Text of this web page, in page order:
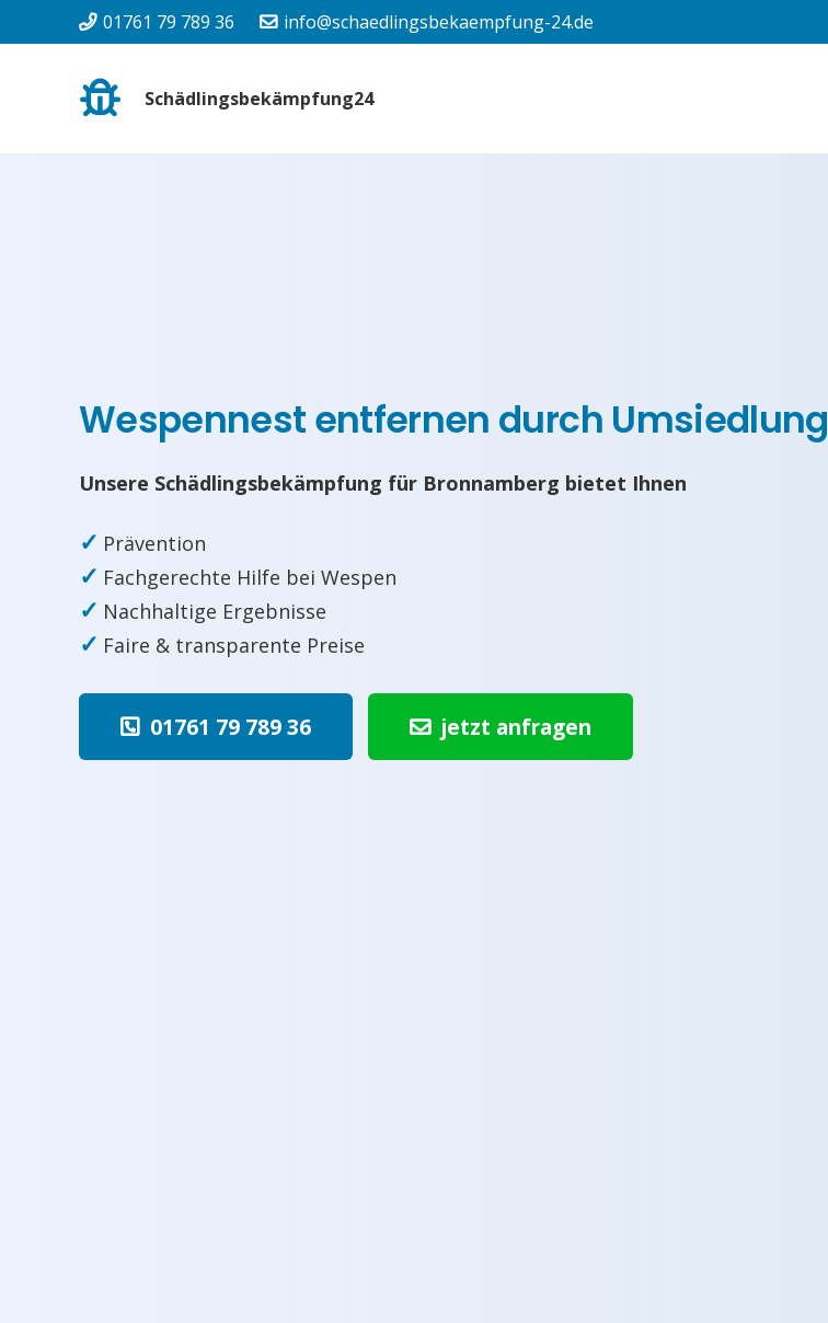
01761 79 789 36 info@schaedlingsbekaempfung-24.de
Schädlingsbekämpfung24
Wespennest entfernen durch Umsiedlung
Unsere Schädlingsbekämpfung für Bronnamberg bietet Ihnen
✓ Prävention
✓ Fachgerechte Hilfe bei Wespen
✓ Nachhaltige Ergebnisse
✓ Faire & transparente Preise
01761 79 789 36 jetzt anfragen